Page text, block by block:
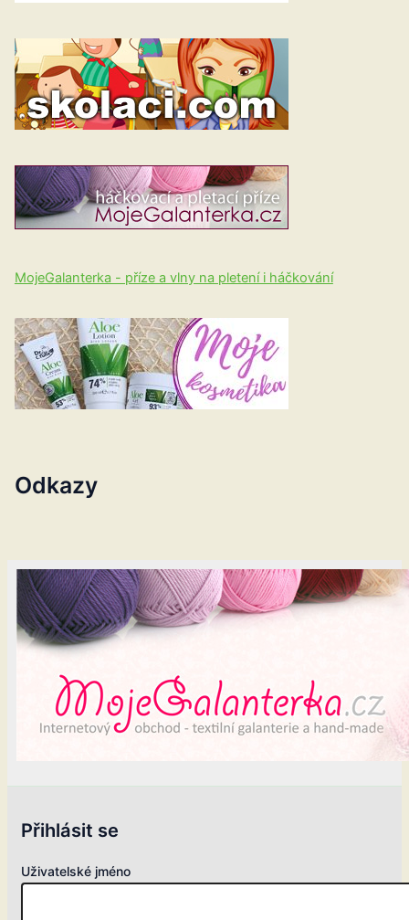
MojeGalanterka - příze a vlny na pletení i háčkování
Odkazy
Přihlásit se
Uživatelské jméno